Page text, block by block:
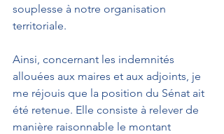
souplesse à notre organisation
territoriale.
Ainsi, concernant les indemnités
allouées aux maires et aux adjoints, je
me réjouis que la position du Sénat ait
été retenue. Elle consiste à relever de
manière raisonnable le montant